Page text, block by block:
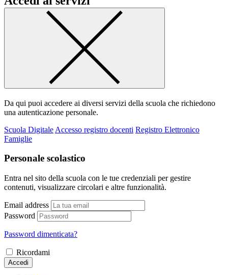
Da qui puoi accedere ai diversi servizi della scuola che richiedono
una autenticazione personale.
Scuola Digitale Accesso registro docenti Registro Elettronico
Famiglie
Personale scolastico
Entra nel sito della scuola con le tue credenziali per gestire
contenuti, visualizzare circolari e altre funzionalità.
Email address
Password
Password dimenticata?
Ricordami
Accedi